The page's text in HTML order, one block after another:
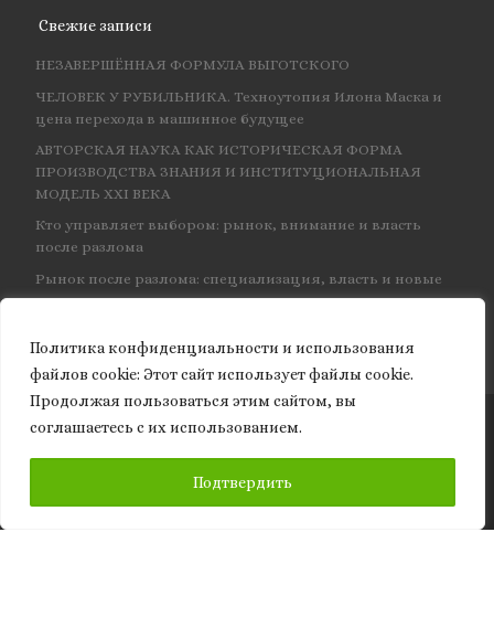
Политика конфиденциальности и использования
файлов сookie: Этот сайт использует файлы cookie.
Продолжая пользоваться этим сайтом, вы
соглашаетесь с их использованием.
Подтвердить
Свежие записи
НЕЗАВЕРШЁННАЯ ФОРМУЛА ВЫГОТСКОГО
ЧЕЛОВЕК У РУБИЛЬНИКА. Техноутопия Илона Маска и
цена перехода в машинное будущее
АВТОРСКАЯ НАУКА КАК ИСТОРИЧЕСКАЯ ФОРМА
ПРОИЗВОДСТВА ЗНАНИЯ И ИНСТИТУЦИОНАЛЬНАЯ
МОДЕЛЬ XXI ВЕКА
Кто управляет выбором: рынок, внимание и власть
после разлома
Рынок после разлома: специализация, власть и новые
центры влияния
© 2026Granite of science– Все права защищены